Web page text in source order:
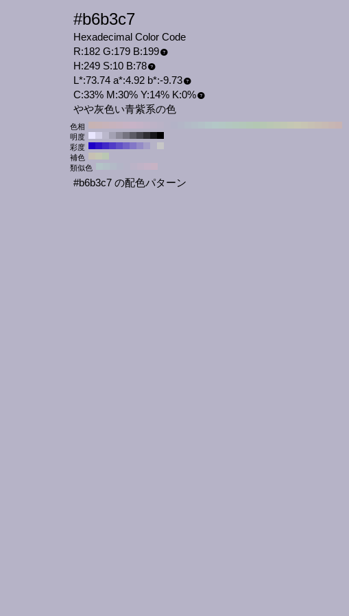
#b6b3c7
Hexadecimal Color Code
R:182 G:179 B:199
H:249 S:10 B:78
L*:73.74 a*:4.92 b*:-9.73
C:33% M:30% Y:14% K:0%
やや灰色い青紫系の色
色相
明度
彩度
補色
類似色
#b6b3c7 の配色パターン